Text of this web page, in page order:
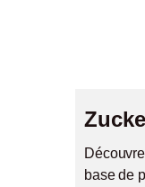
base de